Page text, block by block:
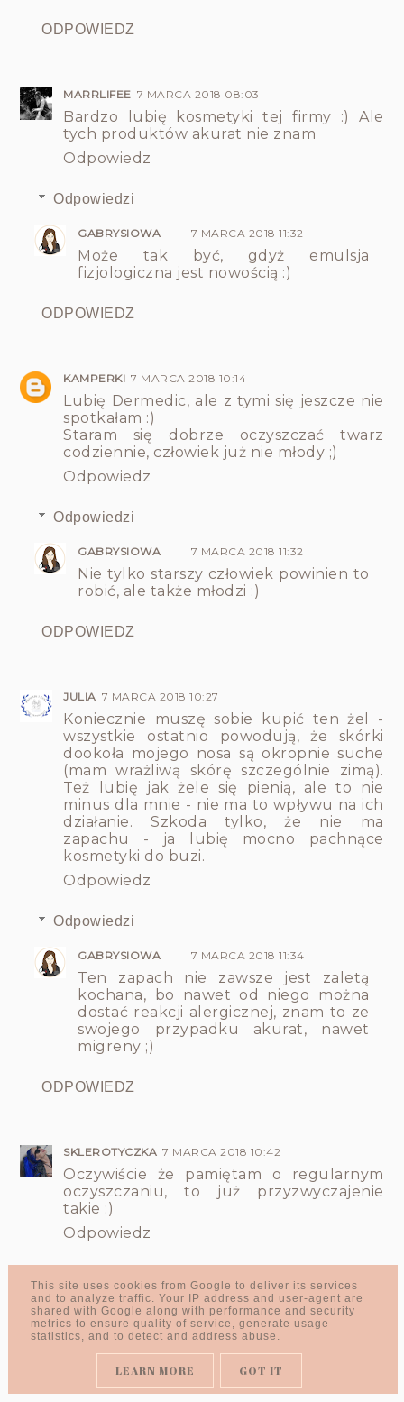
ODPOWIEDZ
MARRLIFEE 7 MARCA 2018 08:03
Bardzo lubię kosmetyki tej firmy :) Ale
tych produktów akurat nie znam
Odpowiedz
Odpowiedzi
GABRYSIOWA 7 MARCA 2018 11:32
Może tak być, gdyż emulsja
fizjologiczna jest nowością :)
ODPOWIEDZ
KAMPERKI 7 MARCA 2018 10:14
Lubię Dermedic, ale z tymi się jeszcze nie
spotkałam :)
Staram się dobrze oczyszczać twarz
codziennie, człowiek już nie młody ;)
Odpowiedz
Odpowiedzi
GABRYSIOWA 7 MARCA 2018 11:32
Nie tylko starszy człowiek powinien to
robić, ale także młodzi :)
ODPOWIEDZ
JULIA 7 MARCA 2018 10:27
Koniecznie muszę sobie kupić ten żel -
wszystkie ostatnio powodują, że skórki
dookoła mojego nosa są okropnie suche
(mam wrażliwą skórę szczególnie zimą).
Też lubię jak żele się pienią, ale to nie
minus dla mnie - nie ma to wpływu na ich
działanie. Szkoda tylko, że nie ma
zapachu - ja lubię mocno pachnące
kosmetyki do buzi.
Odpowiedz
Odpowiedzi
GABRYSIOWA 7 MARCA 2018 11:34
Ten zapach nie zawsze jest zaletą
kochana, bo nawet od niego można
dostać reakcji alergicznej, znam to ze
swojego przypadku akurat, nawet
migreny ;)
ODPOWIEDZ
SKLEROTYCZKA 7 MARCA 2018 10:42
Oczywiście że pamiętam o regularnym
oczyszczaniu, to już przyzwyczajenie
takie :)
Odpowiedz
GABRYSIOWA 7 MARCA 2018 11:30
Tak masz rację, robiąc to regularnie i
dbając o to można się przyzwyczaić :)
ODPOWIEDZ
This site uses cookies from Google to deliver its services
and to analyze traffic. Your IP address and user-agent are
shared with Google along with performance and security
metrics to ensure quality of service, generate usage
statistics, and to detect and address abuse.
LEARN MORE GOT IT